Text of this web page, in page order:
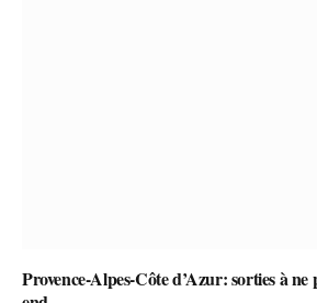
Provence-Alpes-Côte d’Azur: sorties à ne